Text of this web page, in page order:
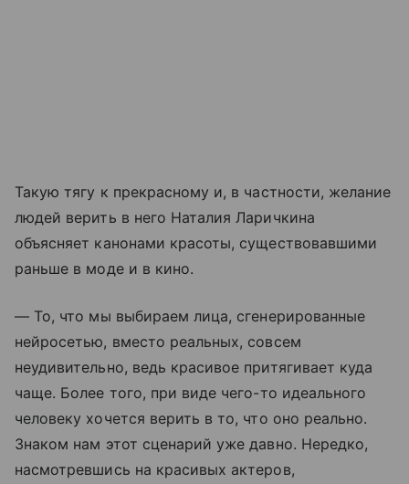
Такую тягу к прекрасному и, в частности, желание
людей верить в него Наталия Ларичкина
объясняет канонами красоты, существовавшими
раньше в моде и в кино.
— То, что мы выбираем лица, сгенерированные
нейросетью, вместо реальных, совсем
неудивительно, ведь красивое притягивает куда
чаще. Более того, при виде чего-то идеального
человеку хочется верить в то, что оно реально.
Знаком нам этот сценарий уже давно. Нередко,
насмотревшись на красивых актеров,